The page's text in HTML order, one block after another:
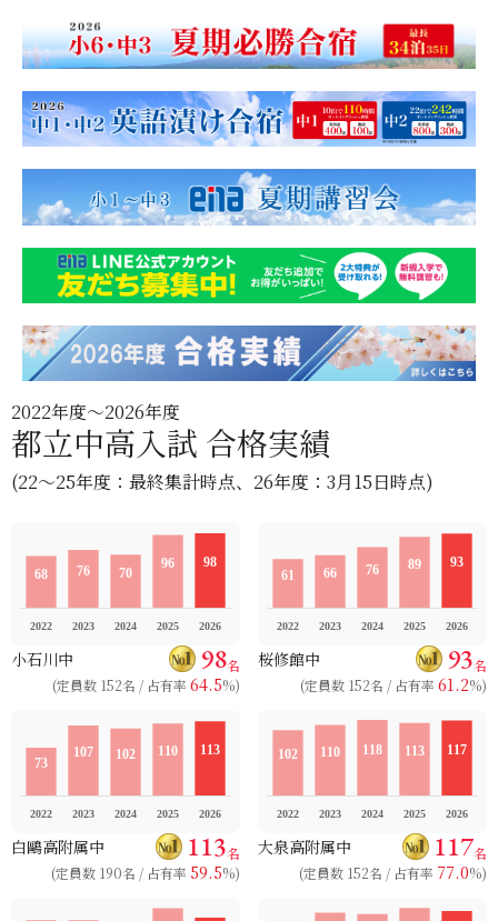
2022年度〜2026年度
都立中高入試 合格実績
(22〜25年度：最終集計時点、26年度：3月15日時点)
小石川中 98名
(定員数 152名 / 占有率 64.5%)
桜修館中 93名
(定員数 152名 / 占有率 61.2%)
白鷗高附属中 113名
(定員数 190名 / 占有率 59.5%)
大泉高附属中 117名
(定員数 152名 / 占有率 77.0%)